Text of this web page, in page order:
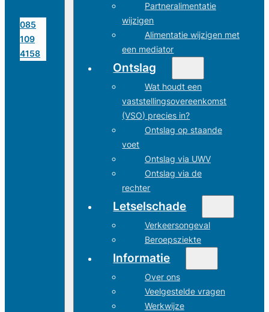
085
109
4158
Partneralimentatie
wijzigen
Alimentatie wijzigen met
een mediator
Ontslag
Wat houdt een
vaststellingsovereenkomst
(VSO) precies in?
Ontslag op staande
voet
Ontslag via UWV
Ontslag via de
rechter
Letselschade
Verkeersongeval
Beroepsziekte
Informatie
Over ons
Veelgestelde vragen
Werkwijze